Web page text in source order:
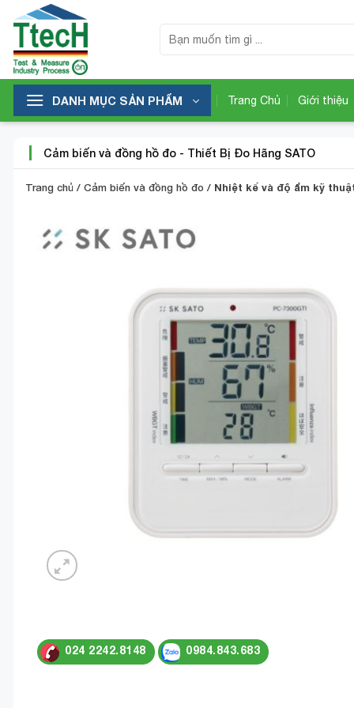
qua
nội
dung
kiếm:
DANH MỤC SẢN PHẨM Trang Chủ Giới thiệu
Cảm biến và đồng hồ đo - Thiết Bị Đo Hãng SATO
Trang chủ / Cảm biến và đồng hồ đo / Nhiệt kế và độ ẩm kỹ
024 2242.8148 0984.843.683